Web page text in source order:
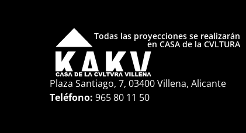
Todas las proyecciones se realizarán
en CASA de la CVLTURA
Plaza Santiago, 7, 03400 Villena, Alicante
Teléfono: 965 80 11 50